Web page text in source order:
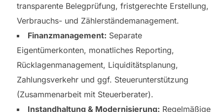
transparente Belegprüfung, fristgerechte Erstellung,
Verbrauchs- und Zählerständemanagement.
Finanzmanagement: Separate
Eigentümerkonten, monatliches Reporting,
Rücklagenmanagement, Liquiditätsplanung,
Zahlungsverkehr und ggf. Steuerunterstützung
(Zusammenarbeit mit Steuerberater).
Instandhaltung & Modernisierung: Regelmäßige